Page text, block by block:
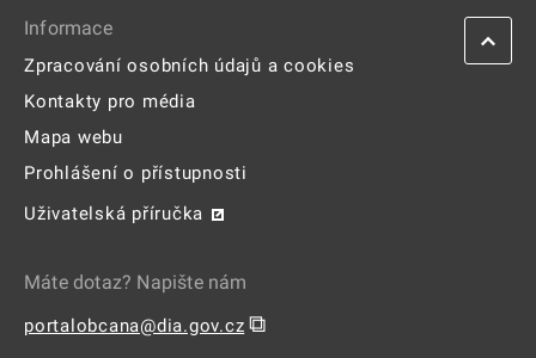
Informace
Zpracování osobních údajů a cookies
Kontakty pro média
Mapa webu
Prohlášení o přístupnosti
Uživatelská příručka
Máte dotaz? Napište nám
portalobcana@dia.gov.cz ⧉